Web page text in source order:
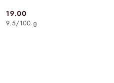
Cena:
19.00
9.5/100 g